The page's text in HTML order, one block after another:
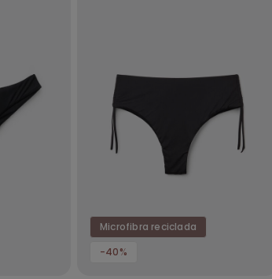
Microfibra reciclada
-40%